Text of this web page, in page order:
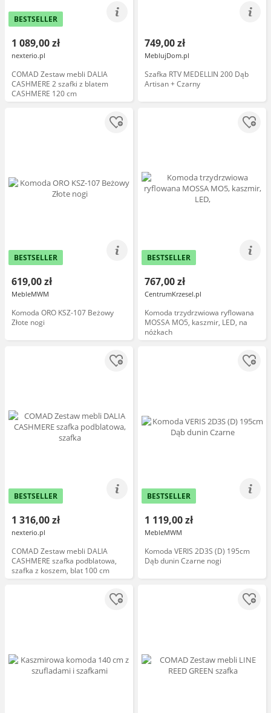
BESTSELLER
1 089,00 zł
nexterio.pl
COMAD Zestaw mebli DALIA
CASHMERE 2 szafki z blatem
CASHMERE 120 cm
749,00 zł
MeblujDom.pl
Szafka RTV MEDELLIN 200 Dąb
Artisan + Czarny
BESTSELLER
619,00 zł
MebleMWM
Komoda ORO KSZ-107 Beżowy
Złote nogi
BESTSELLER
767,00 zł
CentrumKrzesel.pl
Komoda trzydrzwiowa ryflowana
MOSSA MO5, kaszmir, LED, na
nóżkach
BESTSELLER
1 316,00 zł
nexterio.pl
COMAD Zestaw mebli DALIA
CASHMERE szafka podblatowa,
szafka z koszem, blat 100 cm
BESTSELLER
1 119,00 zł
MebleMWM
Komoda VERIS 2D3S (D) 195cm
Dąb dunin Czarne nogi